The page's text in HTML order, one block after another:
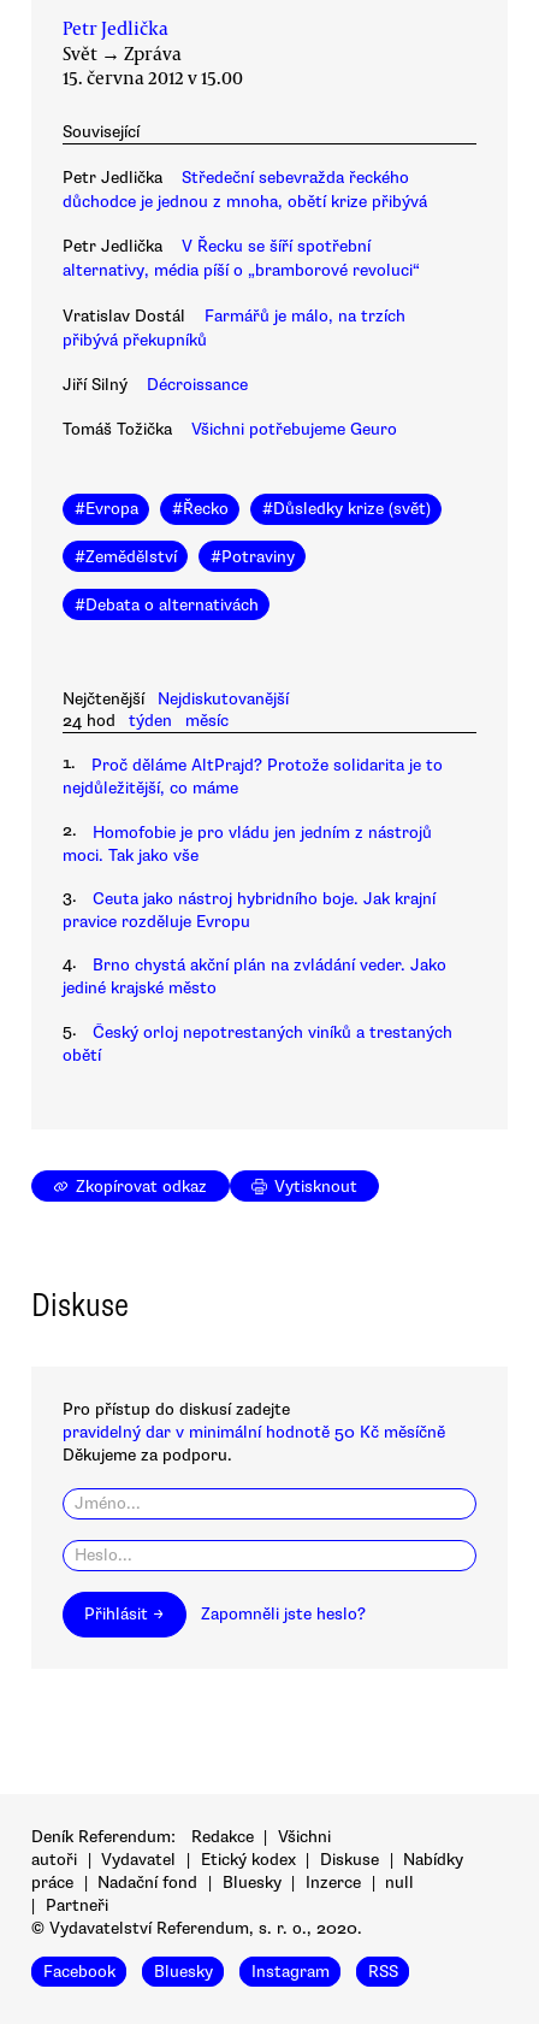
Petr Jedlička
Svět → Zpráva
15. června 2012 v 15.00
Související
Petr Jedlička
Středeční sebevražda řeckého
důchodce je jednou z mnoha, obětí krize přibývá
Petr Jedlička
V Řecku se šíří spotřební
alternativy, média píší o „bramborové revoluci“
Vratislav Dostál
Farmářů je málo, na trzích
přibývá překupníků
Jiří Silný Décroissance
Tomáš Tožička Všichni potřebujeme Geuro
#Evropa #Řecko #Důsledky krize (svět)
#Zemědělství #Potraviny
#Debata o alternativách
Nejčtenější
Nejdiskutovanější
24 hod
týden měsíc
1.
Proč děláme AltPrajd? Protože solidarita je to
nejdůležitější, co máme
2.
Homofobie je pro vládu jen jedním z nástrojů
moci. Tak jako vše
3.
Ceuta jako nástroj hybridního boje. Jak krajní
pravice rozděluje Evropu
4.
Brno chystá akční plán na zvládání veder. Jako
jediné krajské město
5.
Český orloj nepotrestaných viníků a trestaných
obětí
Zkopírovat odkaz Vytisknout
Diskuse
Pro přístup do diskusí zadejte
pravidelný dar v minimální hodnotě 50 Kč měsíčně
Děkujeme za podporu.
Přihlásit → Zapomněli jste heslo?
Deník Referendum: Redakce | Všichni
autoři | Vydavatel | Etický kodex | Diskuse | Nabídky
práce | Nadační fond | Bluesky | Inzerce | null
|
Partneři
© Vydavatelství Referendum, s. r. o., 2020.
Facebook Bluesky Instagram RSS